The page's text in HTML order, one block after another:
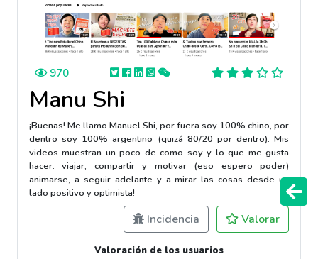
970
Manu Shi
¡Buenas! Me llamo Manuel Shi, por fuera soy 100% chino, por
dentro soy 100% argentino (quizá 80/20 por dentro). Mis
videos muestran un poco de como soy y lo que me gusta
hacer: viajar, compartir y motivar (eso espero poder)
animarse, a seguir adelante y a mirar las cosas desde un
lado positivo y optimista!
Incidencia Valorar
Valoración de los usuarios